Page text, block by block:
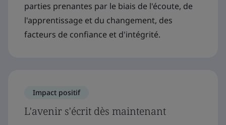
parties prenantes par le biais de l'écoute, de
l'apprentissage et du changement, des
facteurs de confiance et d'intégrité.
Impact positif
L'avenir s'écrit dès maintenant